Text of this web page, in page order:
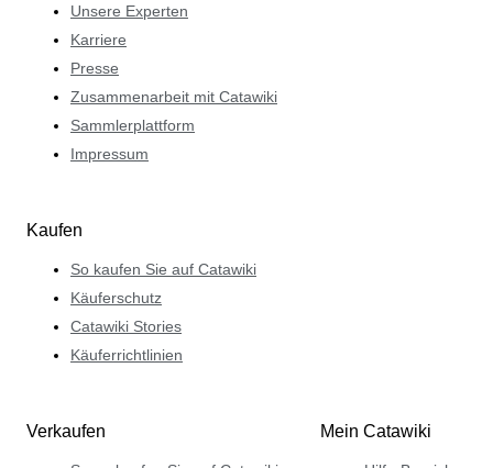
Unsere Experten
Karriere
Presse
Zusammenarbeit mit Catawiki
Sammlerplattform
Impressum
Kaufen
So kaufen Sie auf Catawiki
Käuferschutz
Catawiki Stories
Käuferrichtlinien
Verkaufen Mein Catawiki